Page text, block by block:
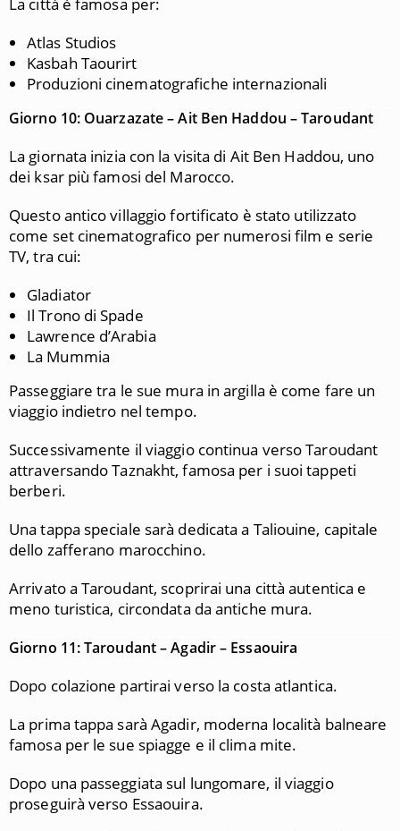
Atlas Studios
Kasbah Taourirt
Produzioni cinematografiche internazionali
Giorno 10: Ouarzazate – Ait Ben Haddou – Taroudant
La giornata inizia con la visita di Ait Ben Haddou, uno
dei ksar più famosi del Marocco.
Questo antico villaggio fortificato è stato utilizzato
come set cinematografico per numerosi film e serie
TV, tra cui:
Gladiator
Il Trono di Spade
Lawrence d’Arabia
La Mummia
Passeggiare tra le sue mura in argilla è come fare un
viaggio indietro nel tempo.
Successivamente il viaggio continua verso Taroudant
attraversando Taznakht, famosa per i suoi tappeti
berberi.
Una tappa speciale sarà dedicata a Taliouine, capitale
dello zafferano marocchino.
Arrivato a Taroudant, scoprirai una città autentica e
meno turistica, circondata da antiche mura.
Giorno 11: Taroudant – Agadir – Essaouira
Dopo colazione partirai verso la costa atlantica.
La prima tappa sarà Agadir, moderna località balneare
famosa per le sue spiagge e il clima mite.
Dopo una passeggiata sul lungomare, il viaggio
proseguirà verso Essaouira.